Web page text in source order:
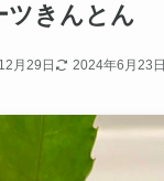
ツきんとん
月29日 2024年6月23日